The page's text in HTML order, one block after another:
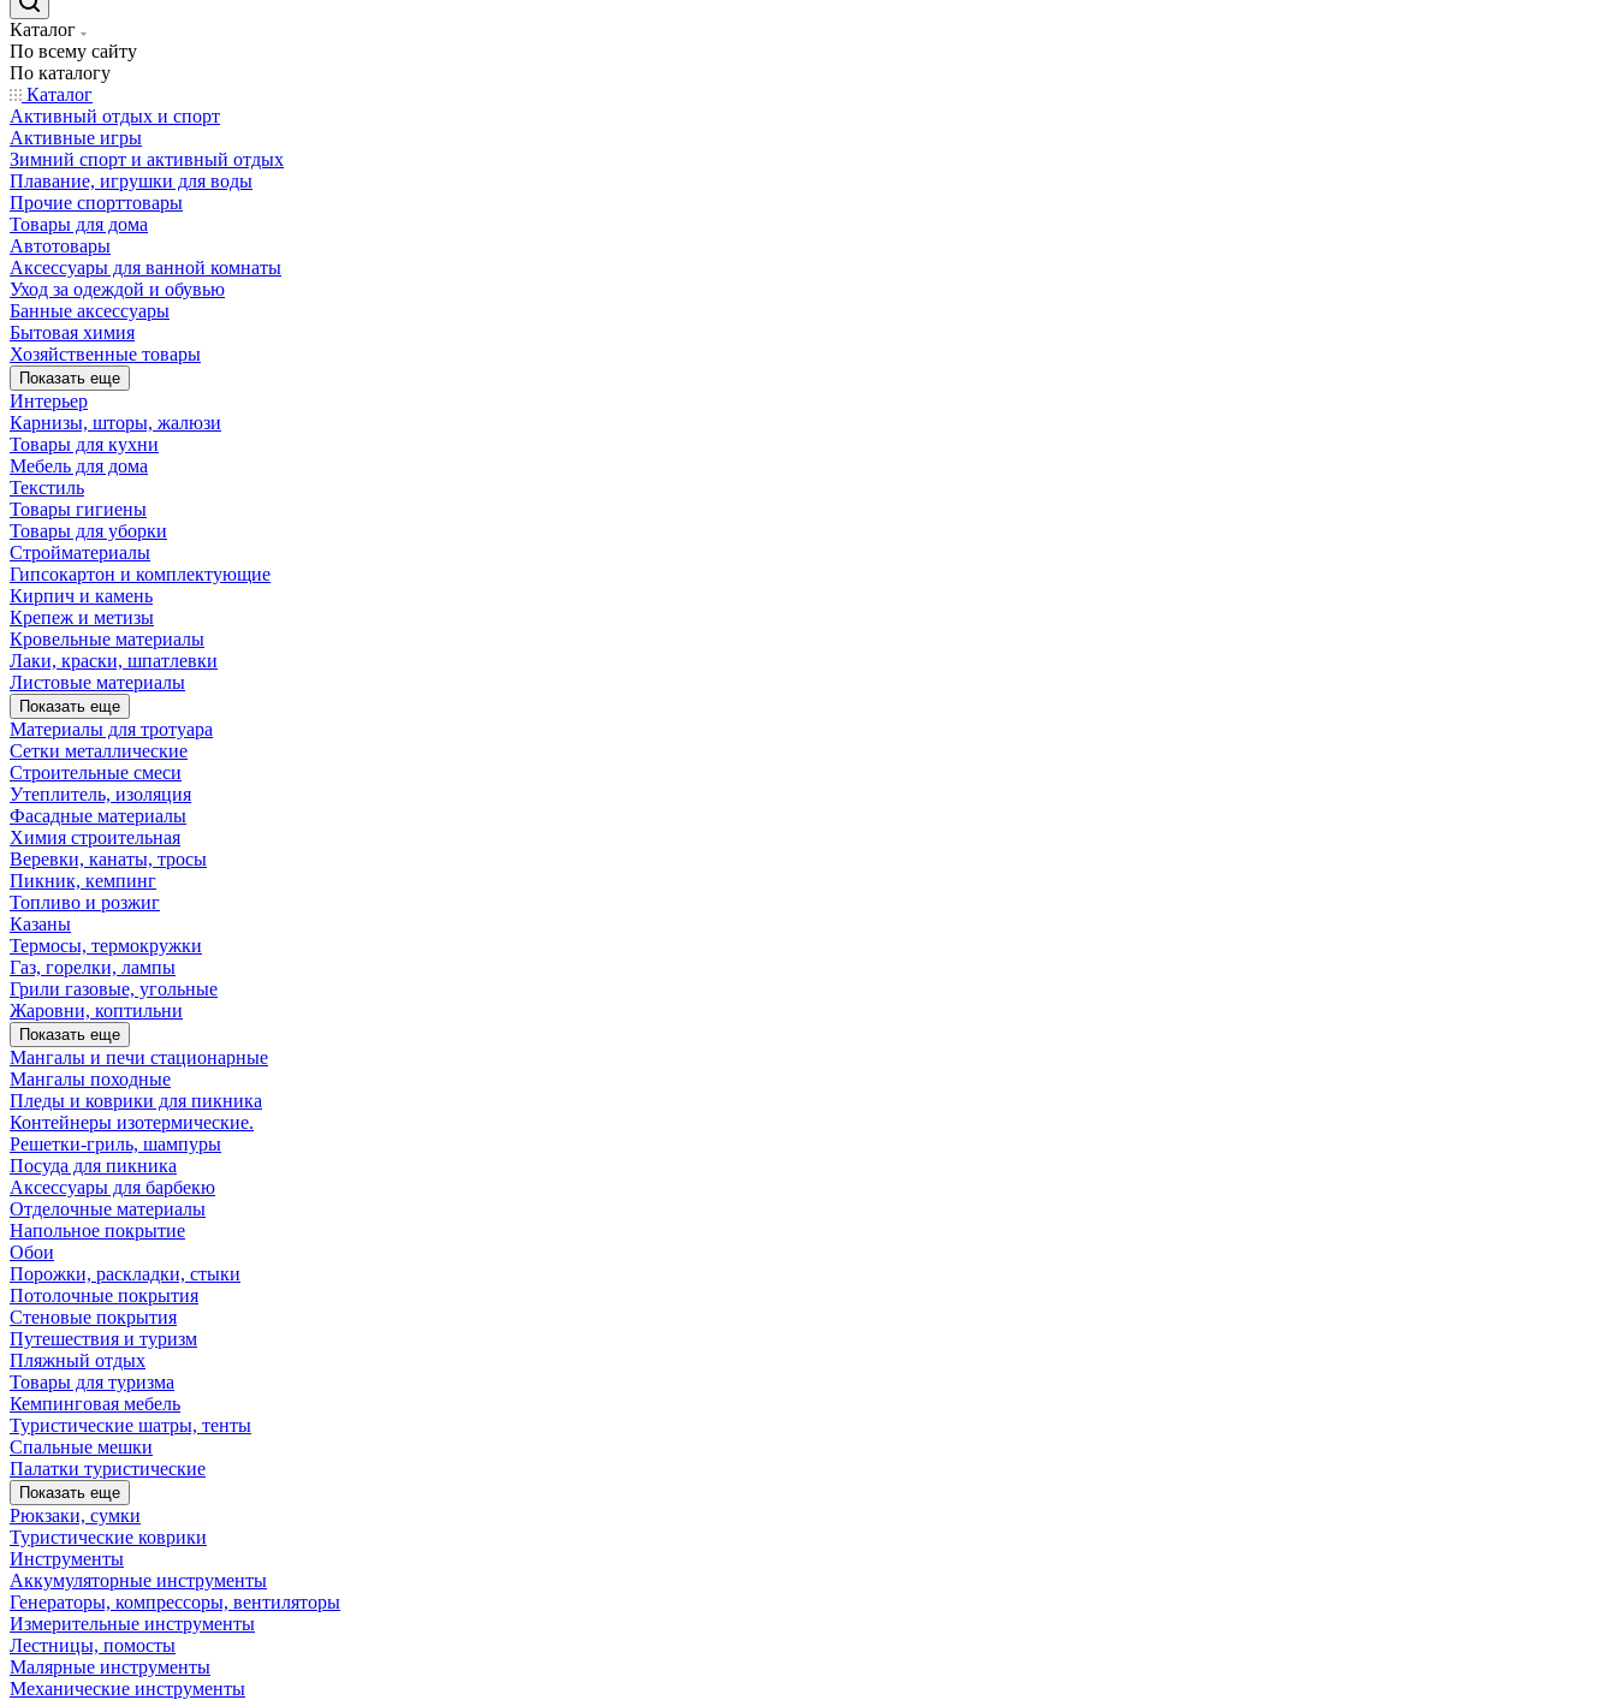
Каталог
По всему сайту
По каталогу
Каталог
Активный отдых и спорт
Активные игры
Зимний спорт и активный отдых
Плавание, игрушки для воды
Прочие спорттовары
Товары для дома
Автотовары
Аксессуары для ванной комнаты
Уход за одеждой и обувью
Банные аксессуары
Бытовая химия
Хозяйственные товары
Показать еще
Интерьер
Карнизы, шторы, жалюзи
Товары для кухни
Мебель для дома
Текстиль
Товары гигиены
Товары для уборки
Стройматериалы
Гипсокартон и комплектующие
Кирпич и камень
Крепеж и метизы
Кровельные материалы
Лаки, краски, шпатлевки
Листовые материалы
Показать еще
Материалы для тротуара
Сетки металлические
Строительные смеси
Утеплитель, изоляция
Фасадные материалы
Химия строительная
Веревки, канаты, тросы
Пикник, кемпинг
Топливо и розжиг
Казаны
Термосы, термокружки
Газ, горелки, лампы
Грили газовые, угольные
Жаровни, коптильни
Показать еще
Мангалы и печи стационарные
Мангалы походные
Пледы и коврики для пикника
Контейнеры изотермические.
Решетки-гриль, шампуры
Посуда для пикника
Аксессуары для барбекю
Отделочные материалы
Напольное покрытие
Обои
Порожки, раскладки, стыки
Потолочные покрытия
Стеновые покрытия
Путешествия и туризм
Пляжный отдых
Товары для туризма
Кемпинговая мебель
Туристические шатры, тенты
Спальные мешки
Палатки туристические
Показать еще
Рюкзаки, сумки
Туристические коврики
Инструменты
Аккумуляторные инструменты
Генераторы, компрессоры, вентиляторы
Измерительные инструменты
Лестницы, помосты
Малярные инструменты
Механические инструменты